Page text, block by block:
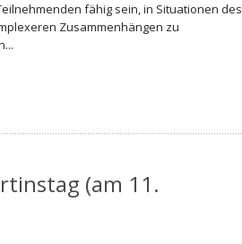
fähig sein, in Situationen des
Zusammenhängen zu
(am 11.